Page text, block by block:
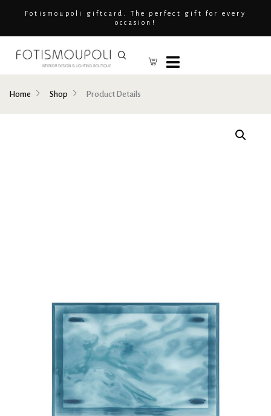
Fotismoupoli giftcard. The perfect gift for every
occasion!
Home Shop Product Details